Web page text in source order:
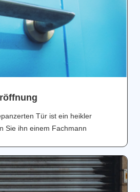
Tür ist ein heikler
Sie ihn einem Fachmann